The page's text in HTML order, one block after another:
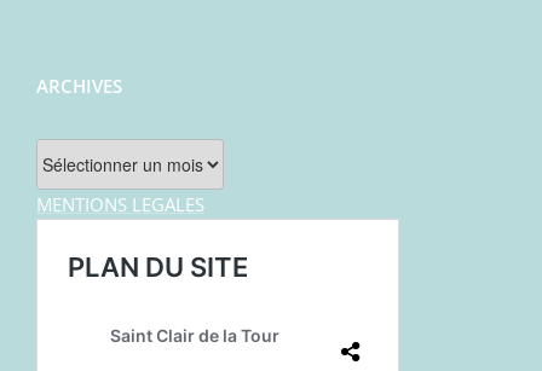
ARCHIVES
Archives
MENTIONS LEGALES